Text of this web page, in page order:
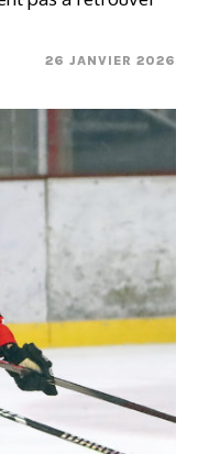
26 JANVIER 2026